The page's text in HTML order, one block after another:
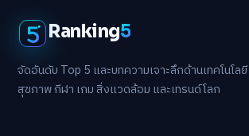
Ranking5
จัดอันดับ Top 5 และบทความเจาะลึกด้านเทคโนโลยี
สุขภาพ กีฬา เกม สิ่งแวดล้อม และเทรนด์โลก